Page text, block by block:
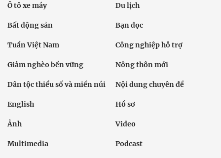
Ô tô xe máy Du lịch
Bất động sản Bạn đọc
Tuần Việt Nam Công nghiệp hỗ trợ
Giảm nghèo bền vững Nông thôn mới
Dân tộc thiểu số và miền núi Nội dung chuyên đề
English Hồ sơ
Ảnh Video
Multimedia Podcast